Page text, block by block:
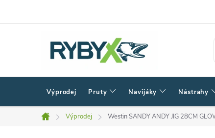
Výprodej Pruty Navijáky Nástrahy
Domů
Výprodej Westin SANDY ANDY JIG 28CM